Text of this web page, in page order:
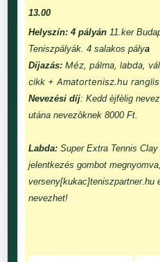
13.00
Helyszín: 4 pályán 11.ker
Teniszpályák. 4 salakos pálya
Díjazás: Méz, pálma, labda,
cikk + Amatortenisz.hu
Nevezési díj: Kedd èjfèlig
utána nevezôknek 8000 Ft.
Labda: Super Extra Tennis
jelentkezés gombot
verseny[kukac]teniszpartner.hu
nevezhet!